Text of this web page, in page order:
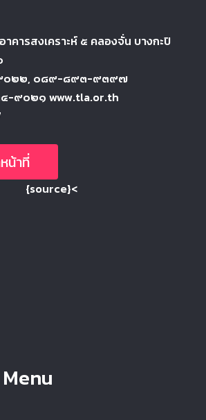
าคารสงเคราะห์ ๕ คลองจั่น บางกะปิ
๒๒, ๐๘๙-๘๙๓-๙๓๙๗
-๙๐๒๑ www.tla.or.th
น้าที่
{source}<